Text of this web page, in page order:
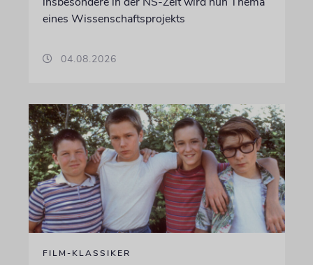
eines Wissenschaftsprojekts
04.08.2026
FILM-KLASSIKER